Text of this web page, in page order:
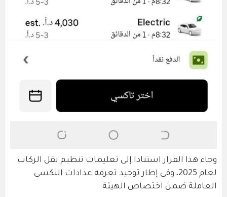
وجاء هذا القرار استنادا إلى تعليمات تنظيم نقل الركاب
لعام 2025، وفي إطار توحيد تعرفة عدادات التكسي
العاملة ضمن اختصاص الهيئة.